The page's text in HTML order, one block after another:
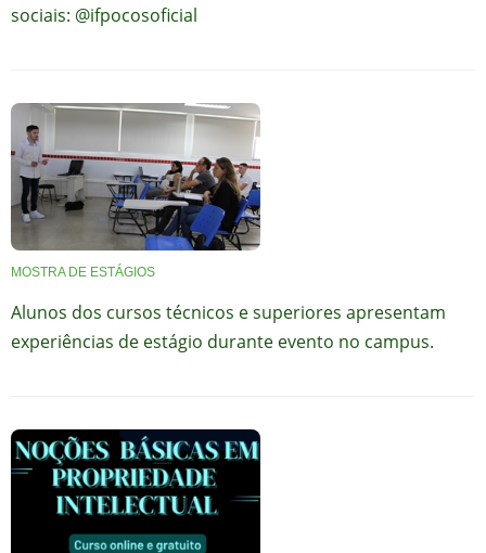
sociais: @ifpocosoficial
MOSTRA DE ESTÁGIOS
Alunos dos cursos técnicos e superiores apresentam
experiências de estágio durante evento no campus.